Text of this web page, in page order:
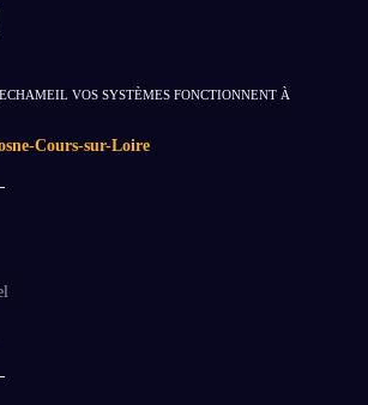
VOS SYSTÈMES FONCTIONNENT À
Cours-sur-Loire